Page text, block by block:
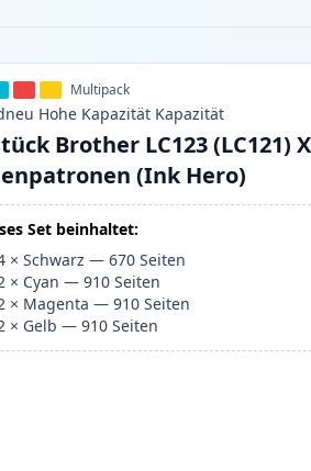
Multipack
Hohe Kapazität Kapazität
Brother LC123 (LC121)
(Ink Hero)
Set beinhaltet:
×Schwarz —670 Seiten
× Cyan —910 Seiten
× Magenta —910 Seiten
× Gelb —910 Seiten